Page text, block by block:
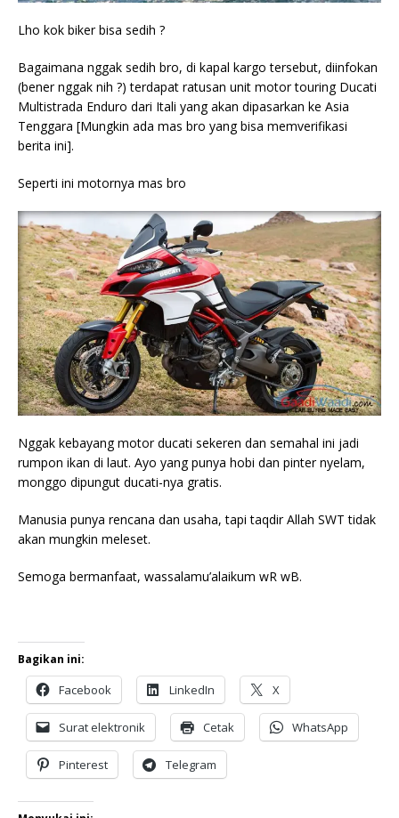
Lho kok biker bisa sedih ?
Bagaimana nggak sedih bro, di kapal kargo tersebut, diinfokan
(bener nggak nih ?) terdapat ratusan unit motor touring Ducati
Multistrada Enduro dari Itali yang akan dipasarkan ke Asia
Tenggara [Mungkin ada mas bro yang bisa memverifikasi
berita ini].
Seperti ini motornya mas bro
Nggak kebayang motor ducati sekeren dan semahal ini jadi
rumpon ikan di laut. Ayo yang punya hobi dan pinter nyelam,
monggo dipungut ducati-nya gratis.
Manusia punya rencana dan usaha, tapi taqdir Allah SWT tidak
akan mungkin meleset.
Semoga bermanfaat, wassalamu’alaikum wR wB.
Bagikan ini:
Facebook LinkedIn X
Surat elektronik Cetak WhatsApp
Pinterest Telegram